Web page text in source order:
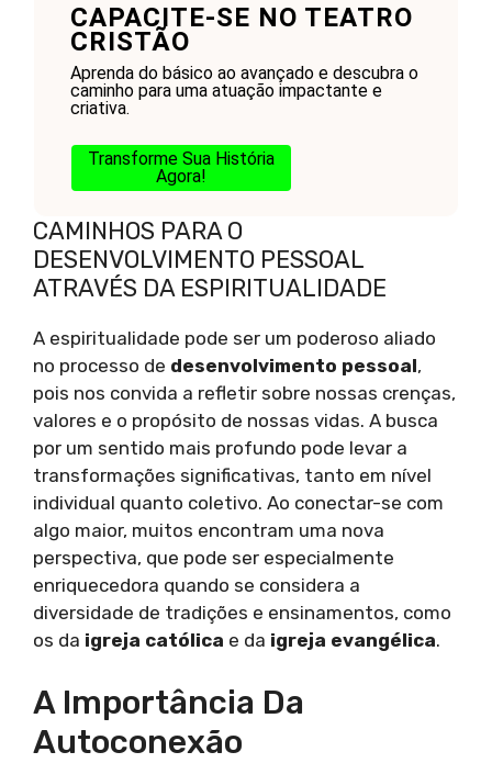
CAPACITE-SE NO TEATRO
CRISTÃO
Aprenda do básico ao avançado e descubra o
caminho para uma atuação impactante e
criativa.
Transforme Sua História
Agora!
CAMINHOS PARA O
DESENVOLVIMENTO PESSOAL
ATRAVÉS DA ESPIRITUALIDADE
A espiritualidade pode ser um poderoso aliado
no processo de desenvolvimento pessoal,
pois nos convida a refletir sobre nossas crenças,
valores e o propósito de nossas vidas. A busca
por um sentido mais profundo pode levar a
transformações significativas, tanto em nível
individual quanto coletivo. Ao conectar-se com
algo maior, muitos encontram uma nova
perspectiva, que pode ser especialmente
enriquecedora quando se considera a
diversidade de tradições e ensinamentos, como
os da igreja católica e da igreja evangélica.
A Importância Da
Autoconexão